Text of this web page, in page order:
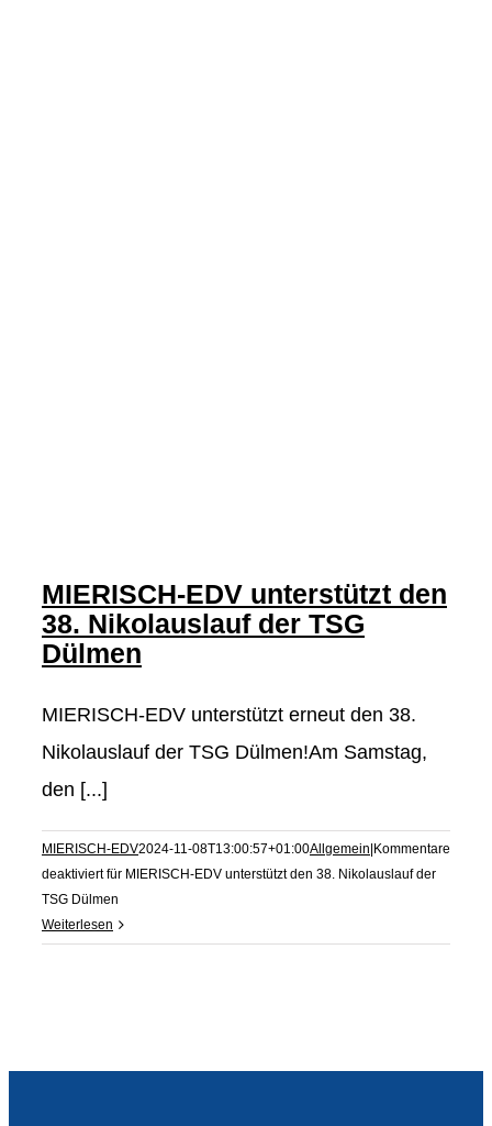
MIERISCH-EDV unterstützt den
38. Nikolauslauf der TSG
Dülmen
MIERISCH-EDV unterstützt erneut den 38.
Nikolauslauf der TSG Dülmen!Am Samstag,
den [...]
MIERISCH-EDV2024-11-08T13:00:57+01:00Allgemein Kommentare
deaktiviertfür MIERISCH-EDV unterstützt den 38. Nikolauslauf der
TSG Dülmen
Weiterlesen